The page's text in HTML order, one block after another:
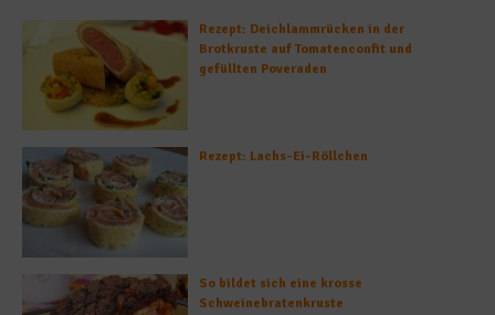
Rezept: Deichlammrücken in der
Brotkruste auf Tomatenconfit und
gefüllten Poveraden
Rezept: Lachs-Ei-Röllchen
So bildet sich eine krosse
Schweinebratenkruste